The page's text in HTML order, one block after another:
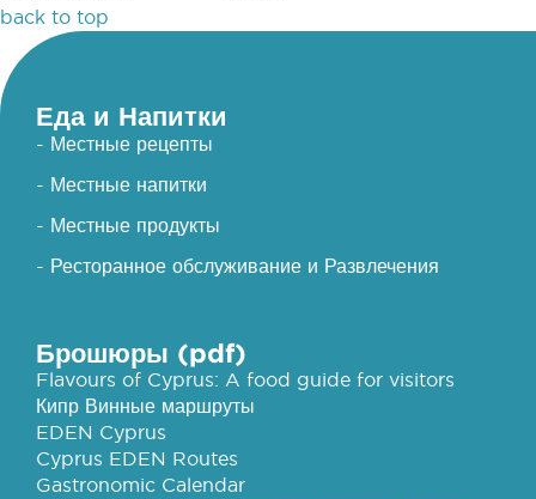
back to top
Еда и Напитки
- Местные рецепты
- Местные напитки
- Местные продукты
- Ресторанное обслуживание и Развлечения
Брошюры (pdf)
Flavours of Cyprus: A food guide for visitors
Кипр Винные маршруты
EDEN Cyprus
Cyprus EDEN Routes
Gastronomic Calendar